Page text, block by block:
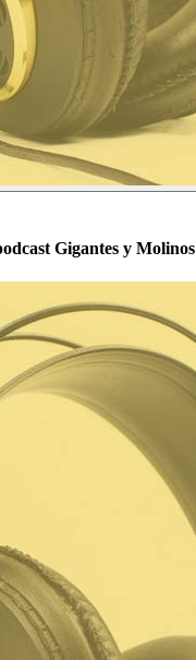
Gigantes y Molinos